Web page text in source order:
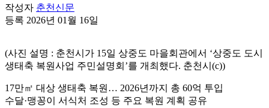
작성자 춘천신문
등록 2026년 01월 16일
(사진 설명 : 춘천시가 15일 상중도 마을회관에서 ‘상중도 도시
생태축 복원사업 주민설명회’를 개최했다. 춘천시(c))
17만㎡ 대상 생태축 복원… 2026년까지 총 60억 투입
수달·맹꽁이 서식처 조성 등 주요 복원 계획 공유